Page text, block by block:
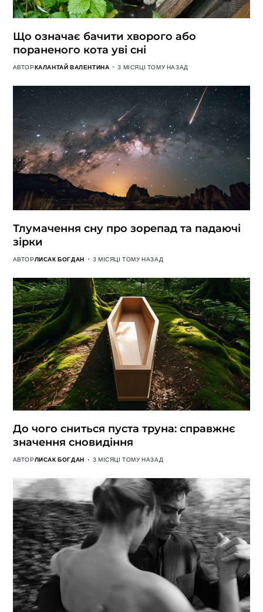
Що означає бачити хворого або
пораненого кота уві сні
АВТОРКАЛАНТАЙ ВАЛЕНТИНА 3 МІСЯЦІ ТОМУ НАЗАД
Тлумачення сну про зорепад та падаючі
зірки
АВТОРЛИСАК БОГДАН 3 МІСЯЦІ ТОМУ НАЗАД
До чого сниться пуста труна: справжнє
значення сновидіння
АВТОРЛИСАК БОГДАН 3 МІСЯЦІ ТОМУ НАЗАД